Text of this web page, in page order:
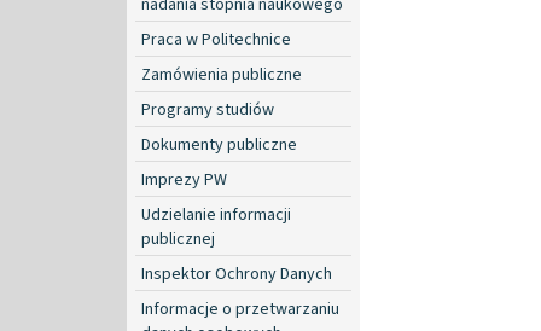
Praca w Politechnice
Zamówienia publiczne
Programy studiów
Dokumenty publiczne
Imprezy PW
Udzielanie informacji
publicznej
Inspektor Ochrony Danych
Informacje o przetwarzaniu